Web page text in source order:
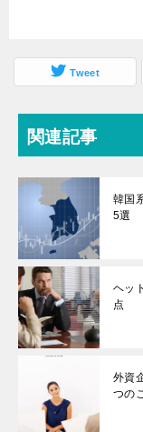
Tweet
関連記事
韓国
5選
ヘッ
点
外資
つの